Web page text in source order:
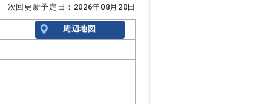
回更新予定日：2026年08月20日
周辺地図